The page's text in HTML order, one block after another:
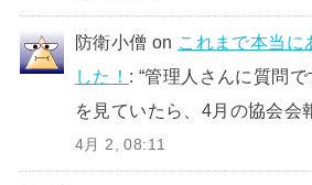
防衛小僧 on これまで本当に
した！ : “管理人さんに質問
を見ていたら、4月の協会
4月 2, 08:11